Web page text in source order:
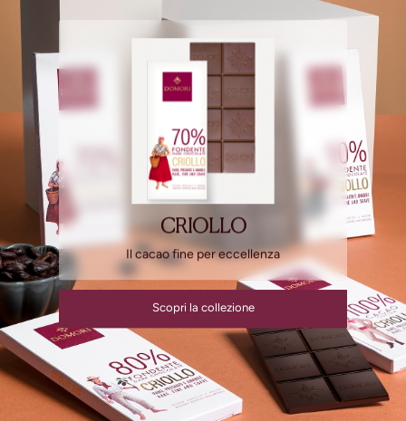
CRIOLLO
Il cacao fine per eccellenza
Scopri la collezione